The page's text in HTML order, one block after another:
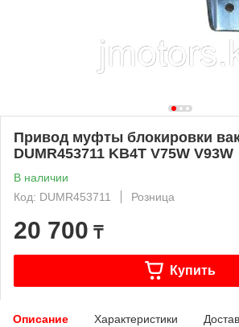
Привод муфты блокировки
DUMR453711 KB4T V75W V93W
В наличии
Код: DUMR453711
Розница
20 700 ₸
Купить
Описание Характеристики